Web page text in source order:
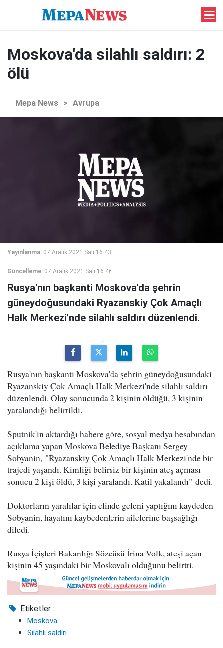
Moskova'da silahlı saldırı: 2
ölü
Mepa News > Avrupa
Yayınlanma: 07 Aralık 2021 Salı 16:43
Güncelleme: 07 Aralık 2021 Salı 16:46
Rusya'nın başkanti Moskova'da şehrin
güneydoğusundaki Ryazanskiy Çok Amaçlı
Halk Merkezi'nde silahlı saldırı düzenlendi.
Rusya'nın başkanti Moskova'da şehrin güneydoğusundaki
Ryazanskiy Çok Amaçlı Halk Merkezi'nde silahlı saldırı
düzenlendi. Olay sonucunda 2 kişinin öldüğü, 3 kişinin
yaralandığı belirtildi.
Sputnik'in aktardığı habere göre, sosyal medya hesabından
açıklama yapan Moskova Belediye Başkanı Sergey
Sobyanin, "Ryazanskiy Çok Amaçlı Halk Merkezi'nde bir
trajedi yaşandı. Kimliği belirsiz bir kişinin ateş açması
sonucu 2 kişi öldü, 3 kişi yaralandı. Katil yakalandı" dedi.
Doktorların yaralılar için elinde geleni yaptığını kaydeden
Sobyanin, hayatını kaybedenlerin ailelerine başsağlığı
diledi.
Rusya İçişleri Bakanlığı Sözcüsü İrina Volk, ateşi açan
kişinin 45 yaşındaki bir Moskovalı olduğunu belirtti.
Etiketler :
Moskova
Silahlı saldırı